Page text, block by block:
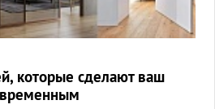
которые сделают ваш